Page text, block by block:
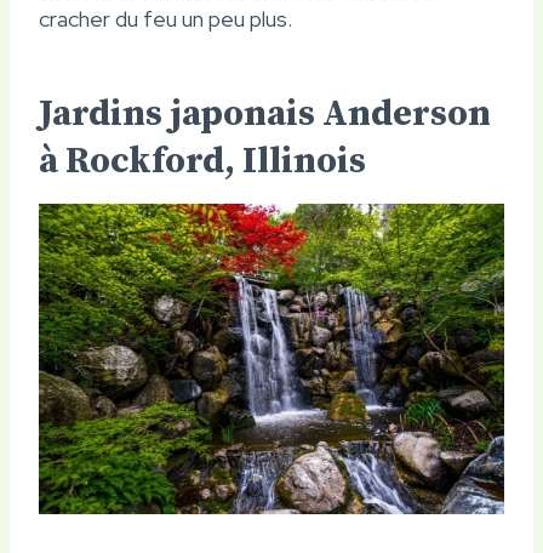
cracher du feu un peu plus.
Jardins japonais Anderson
à Rockford, Illinois